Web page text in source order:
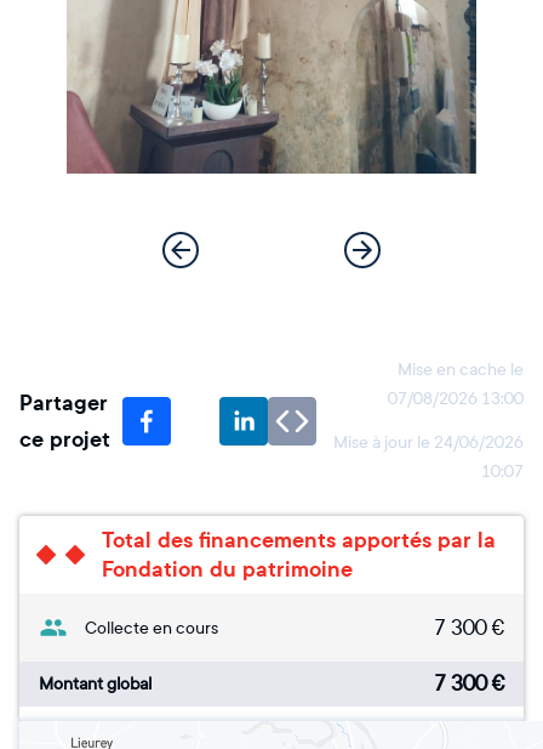
Partager
ce projet
Mise en cache le
07/08/2026 13:00
Mise à jour le 24/06/2026
10:07
Total des financements apportés par la
Fondation du patrimoine
Collecte en cours 7 300€
Montant global 7 300€